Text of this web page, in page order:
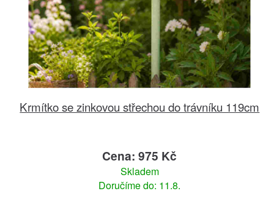
Krmítko se zinkovou střechou do trávníku 119cm
Cena: 975 Kč
Skladem
Doručíme do: 11.8.